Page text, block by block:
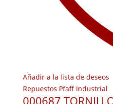
Añadir a la lista de deseos
Repuestos Pfaff Industrial
000687